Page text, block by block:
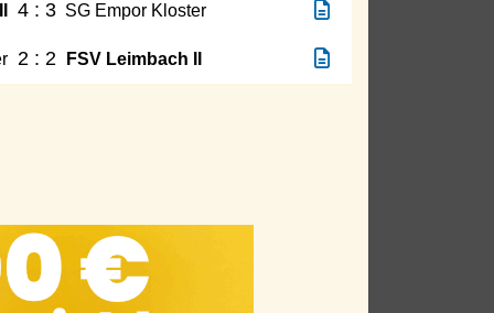
4 : 3 SG Empor Kloster
2 : 2 FSV Leimbach II